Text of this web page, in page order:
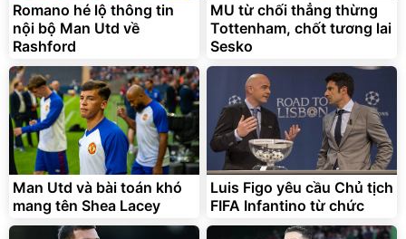
Romano hé lộ thông tin
nội bộ Man Utd về
Rashford
MU từ chối thẳng thừng
Tottenham, chốt tương lai
Sesko
Man Utd và bài toán khó
mang tên Shea Lacey
Luis Figo yêu cầu Chủ tịch
FIFA Infantino từ chức